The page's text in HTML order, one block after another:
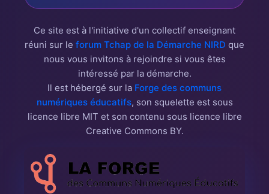
Ce site est à l'initiative d'un collectif enseignant
réuni sur le forum Tchap de la Démarche NIRD que
nous vous invitons à rejoindre si vous êtes
intéressé par la démarche.
Il est hébergé sur la Forge des communs
numériques éducatifs, son squelette est sous
licence libre MIT et son contenu sous licence libre
Creative Commons BY.